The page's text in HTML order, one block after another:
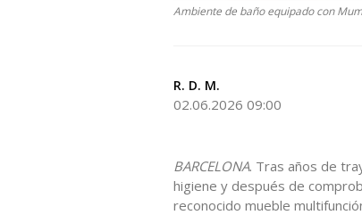
Ambiente de baño equipado con
R. D. M.
02.06.2026 09:00
BARCELONA. Tras años de
higiene y después de
reconocido mueble